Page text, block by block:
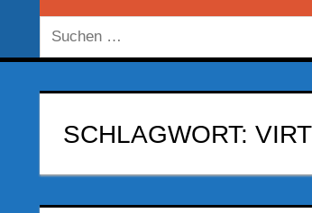
Suchen
nach:
SCHLAGWORT: